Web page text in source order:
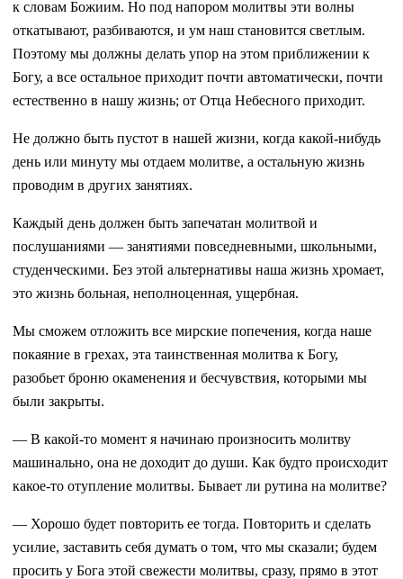
к словам Божиим. Но под напором молитвы эти волны
откатывают, разбиваются, и ум наш становится светлым.
Поэтому мы должны делать упор на этом приближении к
Богу, а все остальное приходит почти автоматически, почти
естественно в нашу жизнь; от Отца Небесного приходит.
Не должно быть пустот в нашей жизни, когда какой-нибудь
день или минуту мы отдаем молитве, а остальную жизнь
проводим в других занятиях.
Каждый день должен быть запечатан молитвой и
послушаниями — занятиями повседневными, школьными,
студенческими. Без этой альтернативы наша жизнь хромает,
это жизнь больная, неполноценная, ущербная.
Мы сможем отложить все мирские попечения, когда наше
покаяние в грехах, эта таинственная молитва к Богу,
разобьет броню окаменения и бесчувствия, которыми мы
были закрыты.
— В какой-то момент я начинаю произносить молитву
машинально, она не доходит до души. Как будто происходит
какое-то отупление молитвы. Бывает ли рутина на молитве?
— Хорошо будет повторить ее тогда. Повторить и сделать
усилие, заставить себя думать о том, что мы сказали; будем
просить у Бога этой свежести молитвы, сразу, прямо в этот